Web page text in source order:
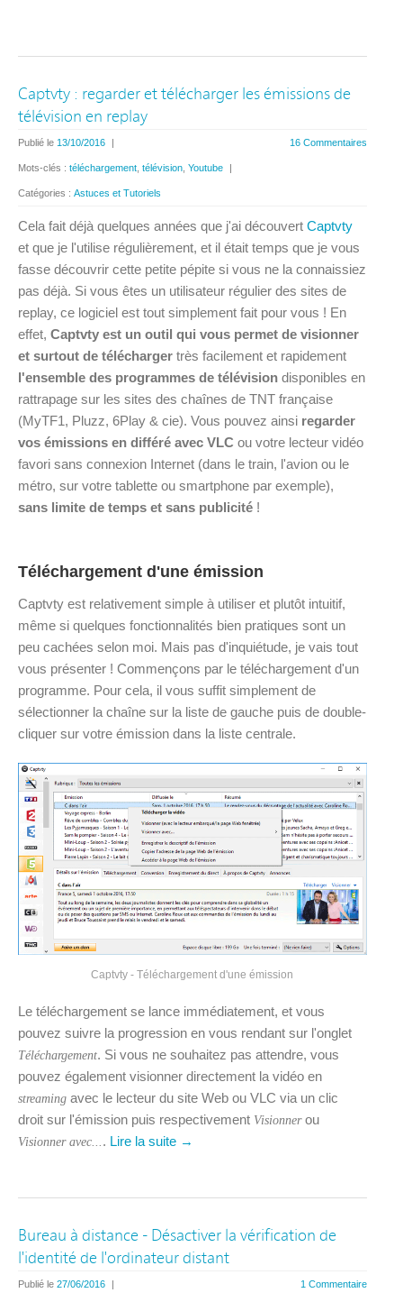
Captvty : regarder et télécharger les émissions de
télévision en replay
16 Commentaires
Publié le 13/10/2016 |
Mots-clés : téléchargement télévision Youtube |
Catégories : Astuces et Tutoriels
Cela fait déjà quelques années que j'ai découvert Captvty
et que je l'utilise régulièrement, et il était temps que je vous
fasse découvrir cette petite pépite si vous ne la connaissiez
pas déjà. Si vous êtes un utilisateur régulier des sites de
replay, ce logiciel est tout simplement fait pour vous ! En
effet, Captvty est un outil qui vous permet de visionner
et surtout de télécharger très facilement et rapidement
l'ensemble des programmes de télévision disponibles en
rattrapage sur les sites des chaînes de TNT française
(MyTF1, Pluzz, 6Play & cie). Vous pouvez ainsi regarder
vos émissions en différé avec VLC ou votre lecteur vidéo
favori sans connexion Internet (dans le train, l'avion ou le
métro, sur votre tablette ou smartphone par exemple),
sans limite de temps et sans publicité !
Téléchargement d'une émission
Captvty est relativement simple à utiliser et plutôt intuitif,
même si quelques fonctionnalités bien pratiques sont un
peu cachées selon moi. Mais pas d'inquiétude, je vais tout
vous présenter ! Commençons par le téléchargement d'un
programme. Pour cela, il vous suffit simplement de
sélectionner la chaîne sur la liste de gauche puis de double-
cliquer sur votre émission dans la liste centrale.
Captvty - Téléchargement d'une émission
Le téléchargement se lance immédiatement, et vous
pouvez suivre la progression en vous rendant sur l'onglet
Téléchargement. Si vous ne souhaitez pas attendre, vous
pouvez également visionner directement la vidéo en
streaming avec le lecteur du site Web ou VLC via un clic
droit sur l'émission puis respectivement Visionnerou
Visionner avec... . Lire la suite →
Bureau à distance - Désactiver la vérification de
l'identité de l'ordinateur distant
1 Commentaire
Publié le 27/06/2016